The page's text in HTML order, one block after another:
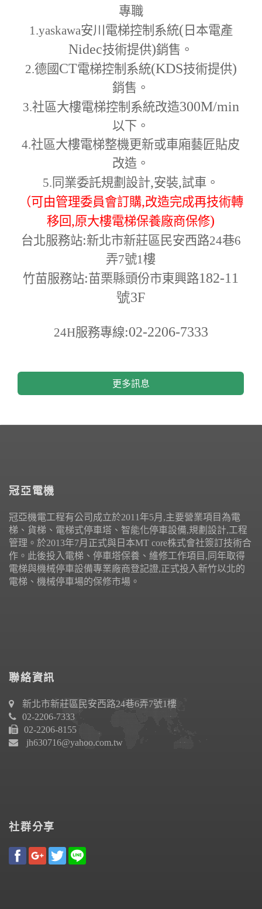
專職
1.yaskawa安川電梯控制系統( 日本電產
Nidec技術提供)銷售。
2.德國 CT電梯控制系統(KDS技術提供)
銷售。
3.社區大樓電梯控制系統改造300M/min
以下。
4.社區大樓電梯整機更新或車廂藝匠貼皮
改造。
5. 同業委託規劃設計,安裝,試車。
（可由管理委員會訂購,改造完成再技術轉
移回,原大樓電梯保養廠商保修)
台北服務站:新北市新莊區民安西路24巷6
弄7號1樓
竹苗服務站:苗栗縣頭份市東興路182-11
號3F
24H服務專線:02-2206-7333
更多訊息
冠亞電機
冠亞機電工程有公司成立於2011年5月,主要營業項目為電
梯、貨梯、電梯式停車塔、智能化停車設備,規劃設計,工程
管理。於2013年7月正式與日本MT core株式會社簽訂技術合
作。此後投入電梯、停車塔保養、維修工作項目,同年取得
電梯與機械停車設備專業廠商登記證,正式投入新竹以北的
電梯、機械停車場的保修市場。
聯絡資訊
新北市新莊區民安西路24巷6弄7號1樓
02-2206-7333
02-2206-8155
jh630716@yahoo.com.tw
社群分享